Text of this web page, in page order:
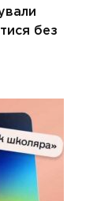
без